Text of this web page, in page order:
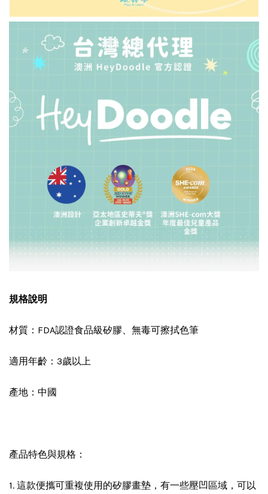
規格說明
材質：FDA認證食品級矽膠、無毒可擦拭色筆
適用年齡：3歲以上
產地：中國
產品特色與規格：
1. 這款便攜可重複使用的矽膠畫墊，有一些壓凹區域，可以